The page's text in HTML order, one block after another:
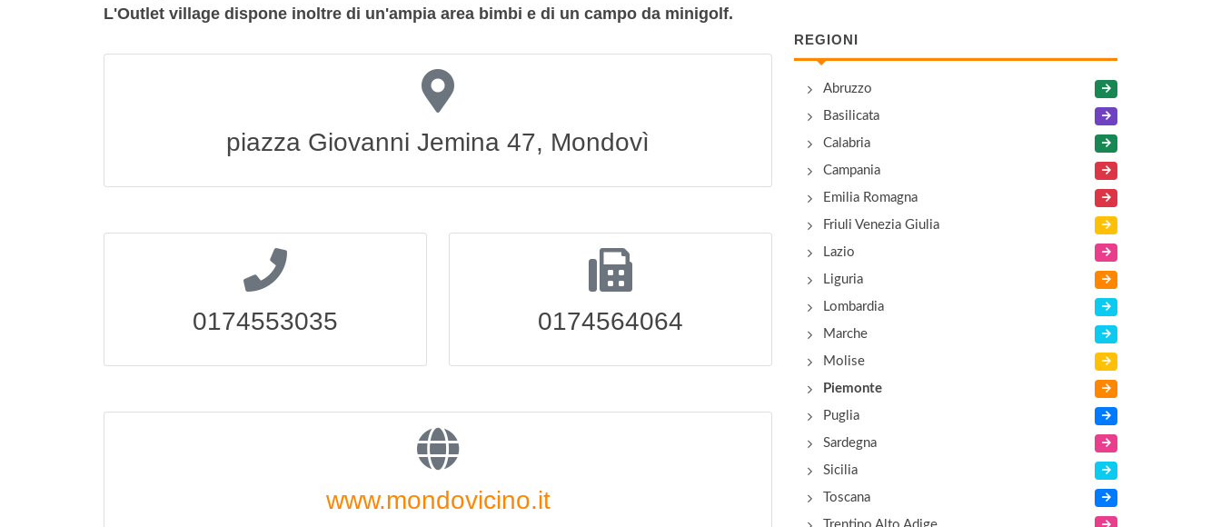
L'Outlet village dispone inoltre di un'ampia area bimbi e di un campo da minigolf.
piazza Giovanni Jemina 47, Mondovì
0174553035 0174564064
www.mondovicino.it
REGIONI
Abruzzo
Basilicata
Calabria
Campania
Emilia Romagna
Friuli Venezia Giulia
Lazio
Liguria
Lombardia
Marche
Molise
Piemonte
Puglia
Sardegna
Sicilia
Toscana